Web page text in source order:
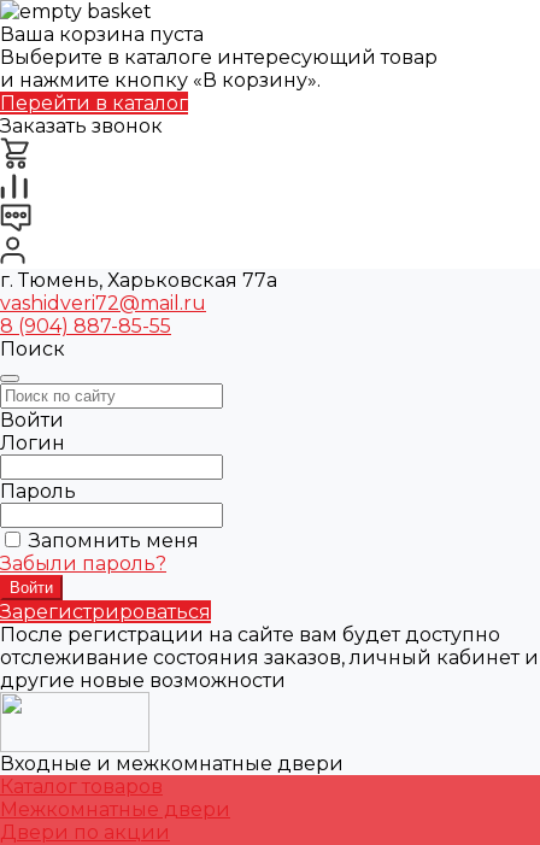
Ваша корзина пуста
Выберите в каталоге интересующий товар
и нажмите кнопку «В корзину».
Перейти в каталог
Заказать звонок
г. Тюмень, Харьковская 77а
vashidveri72@mail.ru
8 (904) 887-85-55
Поиск
Войти
Логин
Пароль
Запомнить меня
Забыли пароль?
Зарегистрироваться
После регистрации на сайте вам будет доступно
отслеживание состояния заказов, личный кабинет и
другие новые возможности
Входные и межкомнатные двери
Каталог товаров
Межкомнатные двери
Двери по акции